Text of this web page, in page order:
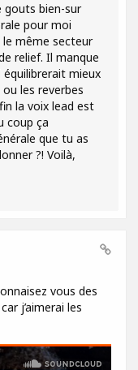
bien-sur
pour moi
même secteur
relief. Il manque
équilibrerait mieux
les reverbes
la voix lead est
coup ça
que tu as
?! Voilà,
vous des
j’aimerai les